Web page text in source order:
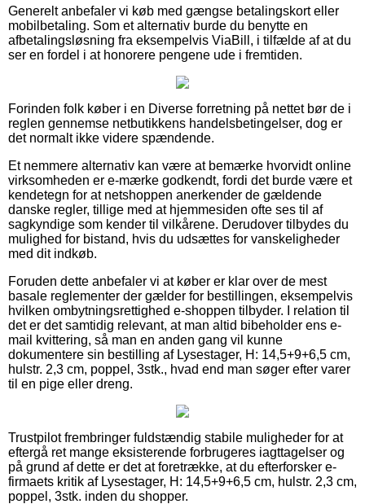
Generelt anbefaler vi køb med gængse betalingskort eller
mobilbetaling. Som et alternativ burde du benytte en
afbetalingsløsning fra eksempelvis ViaBill, i tilfælde af at du
ser en fordel i at honorere pengene ude i fremtiden.
Forinden folk køber i en Diverse forretning på nettet bør de i
reglen gennemse netbutikkens handelsbetingelser, dog er
det normalt ikke videre spændende.
Et nemmere alternativ kan være at bemærke hvorvidt online
virksomheden er e-mærke godkendt, fordi det burde være et
kendetegn for at netshoppen anerkender de gældende
danske regler, tillige med at hjemmesiden ofte ses til af
sagkyndige som kender til vilkårene. Derudover tilbydes du
mulighed for bistand, hvis du udsættes for vanskeligheder
med dit indkøb.
Foruden dette anbefaler vi at køber er klar over de mest
basale reglementer der gælder for bestillingen, eksempelvis
hvilken ombytningsrettighed e-shoppen tilbyder. I relation til
det er det samtidig relevant, at man altid bibeholder ens e-
mail kvittering, så man en anden gang vil kunne
dokumentere sin bestilling af Lysestager, H: 14,5+9+6,5 cm,
hulstr. 2,3 cm, poppel, 3stk., hvad end man søger efter varer
til en pige eller dreng.
Trustpilot frembringer fuldstændig stabile muligheder for at
eftergå ret mange eksisterende forbrugeres iagttagelser og
på grund af dette er det at foretrække, at du efterforsker e-
firmaets kritik af Lysestager, H: 14,5+9+6,5 cm, hulstr. 2,3 cm,
poppel, 3stk. inden du shopper.